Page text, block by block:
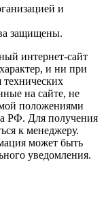
и
защищены.
интернет-сайт
и ни при
на сайте, не
положениями
РФ. Для получения
к менеджеру.
может быть
уведомления.